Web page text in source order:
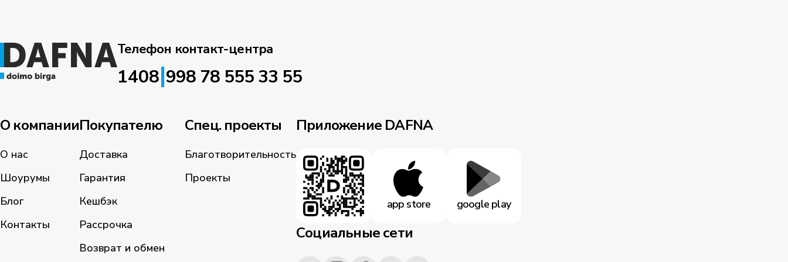
Телефон контакт-центра
1408|998 78 555 33 55
О компании
О нас
Шоурумы
Блог
Контакты
Покупателю
Доставка
Гарантия
Кешбэк
Рассрочка
Возврат и обмен
Спец. проекты
Благотворительность
Проекты
Приложение DAFNA
app store google play
Социальные сети